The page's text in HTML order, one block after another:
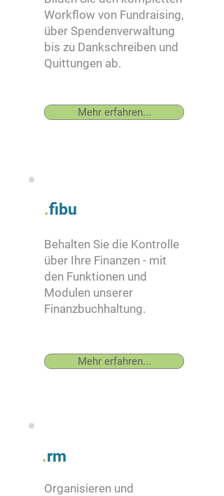
Workflow von Fundraising,
über Spendenverwaltung
bis zu Dankschreiben und
Quittungen ab.
Mehr erfahren...
.fibu
Behalten Sie die Kontrolle
über Ihre Finanzen - mit
den Funktionen und
Modulen unserer
Finanzbuchhaltung.
Mehr erfahren...
.rm
Organisieren und